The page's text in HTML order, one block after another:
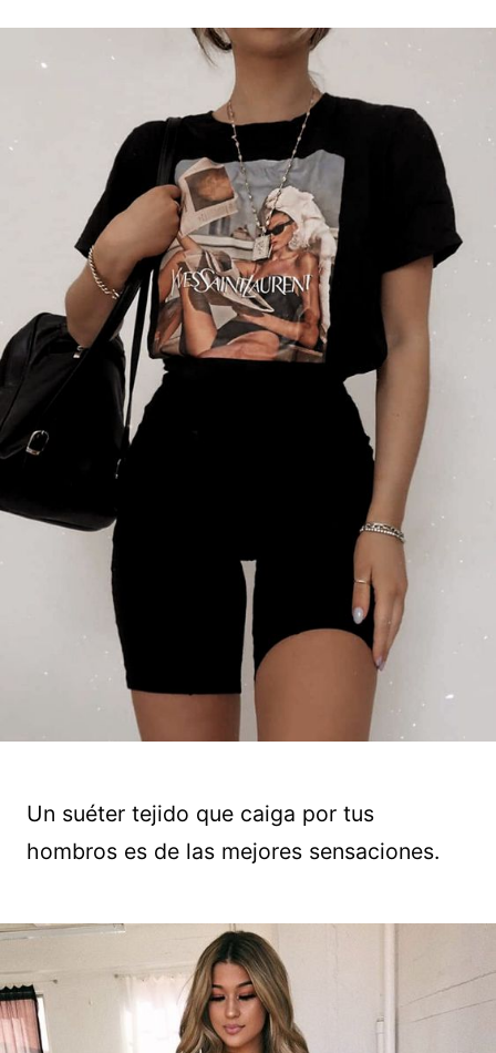
Un suéter tejido que caiga por tus
hombros es de las mejores sensaciones.